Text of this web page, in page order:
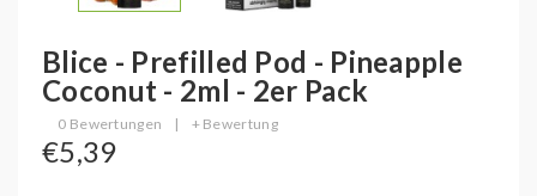
Blice - Prefilled Pod - Pineapple
Coconut - 2ml - 2er Pack
0 Bewertungen | + Bewertung
€5,39